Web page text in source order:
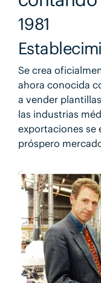
1981
Se crea
ahora conocida
a vender
las industrias
exportaciones se
próspero